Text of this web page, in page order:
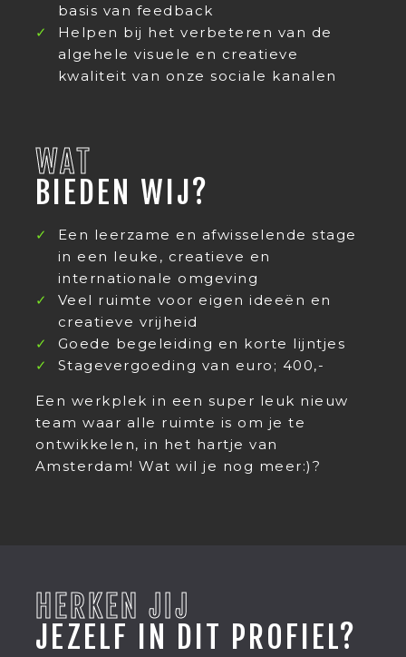
basis van feedback
Helpen bij het verbeteren van de
algehele visuele en creatieve
kwaliteit van onze sociale kanalen
WAT
BIEDEN WIJ?
Een leerzame en afwisselende stage
in een leuke, creatieve en
internationale omgeving
Veel ruimte voor eigen ideeën en
creatieve vrijheid
Goede begeleiding en korte lijntjes
Stagevergoeding van euro; 400,-
Een werkplek in een super leuk nieuw
team waar alle ruimte is om je te
ontwikkelen, in het hartje van
Amsterdam! Wat wil je nog meer:)?
HERKEN JIJ
JEZELF IN DIT PROFIEL?